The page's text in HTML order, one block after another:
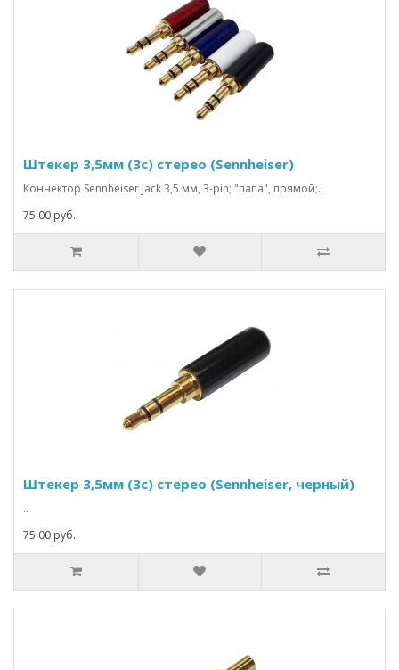
Штекер 3,5мм (3c) стерео (Sennheiser)
Коннектор Sennheiser Jack 3,5 мм, 3-pin; "папа", прямой;..
75.00 руб.
Штекер 3,5мм (3c) стерео (Sennheiser, черный)
..
75.00 руб.